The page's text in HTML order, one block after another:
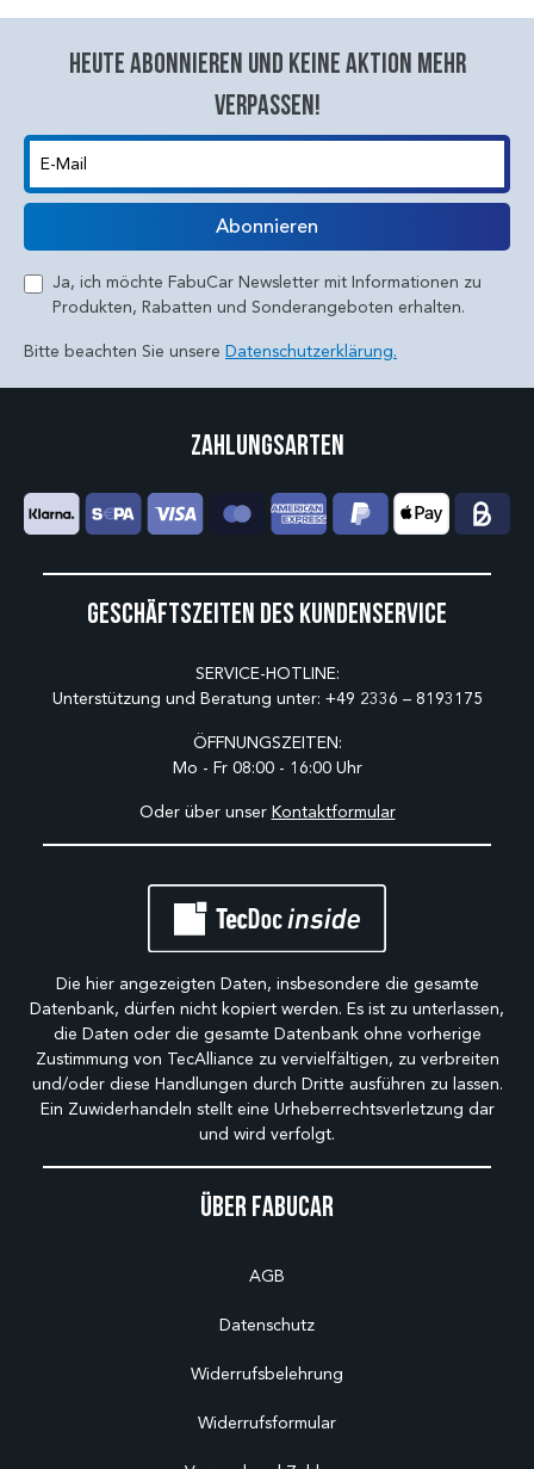
Heute abonnieren und keine aktion mehr
verpassen!
E-Mail
Abonnieren
Ja, ich möchte FabuCar Newsletter mit Informationen zu
Produkten, Rabatten und Sonderangeboten erhalten.
Bitte beachten Sie unsere Datenschutzerklärung.
Über Fabucar
AGB
Datenschutz
Widerrufsbelehrung
Widerrufsformular
Geschäftszeiten des Kundenservice
SERVICE-HOTLINE:
Unterstützung und Beratung unter: +49 2336 – 8193175
ÖFFNUNGSZEITEN:
Mo - Fr 08:00 - 16:00 Uhr
Oder über unser Kontaktformular
Zahlungsarten
Die hier angezeigten Daten, insbesondere die gesamte
Datenbank, dürfen nicht kopiert werden. Es ist zu unterlassen,
die Daten oder die gesamte Datenbank ohne vorherige
Zustimmung von TecAlliance zu vervielfältigen, zu verbreiten
und/oder diese Handlungen durch Dritte ausführen zu lassen.
Ein Zuwiderhandeln stellt eine Urheberrechtsverletzung dar
und wird verfolgt.